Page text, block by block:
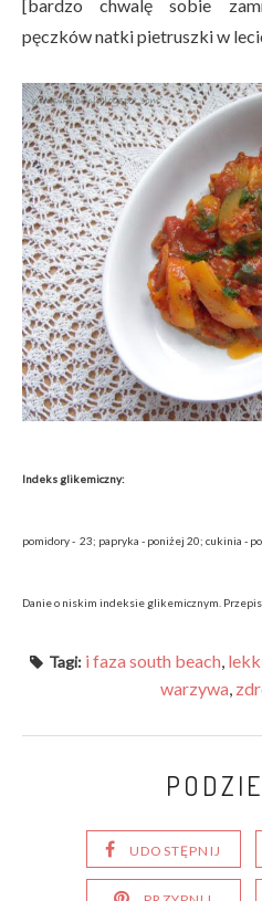
[bardzo chwalę sobie
pęczków natki pietruszki w
Indeks glikemiczny:
pomidory - 23; papryka - poniżej 20; cukinia -
Danie o niskim indeksie glikemicznym. Przepis
Tagi: i faza south beach
warzywa
UDOSTĘPNIJ